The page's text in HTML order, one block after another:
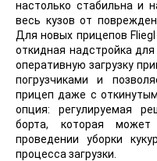
настолько стабильна и
весь кузов от
Для новых прицепов
откидная надстройка
оперативную загрузку
погрузчиками и
прицеп даже с
опция: регулируемая
борта, которая
проведении уборки
процесса загрузки.